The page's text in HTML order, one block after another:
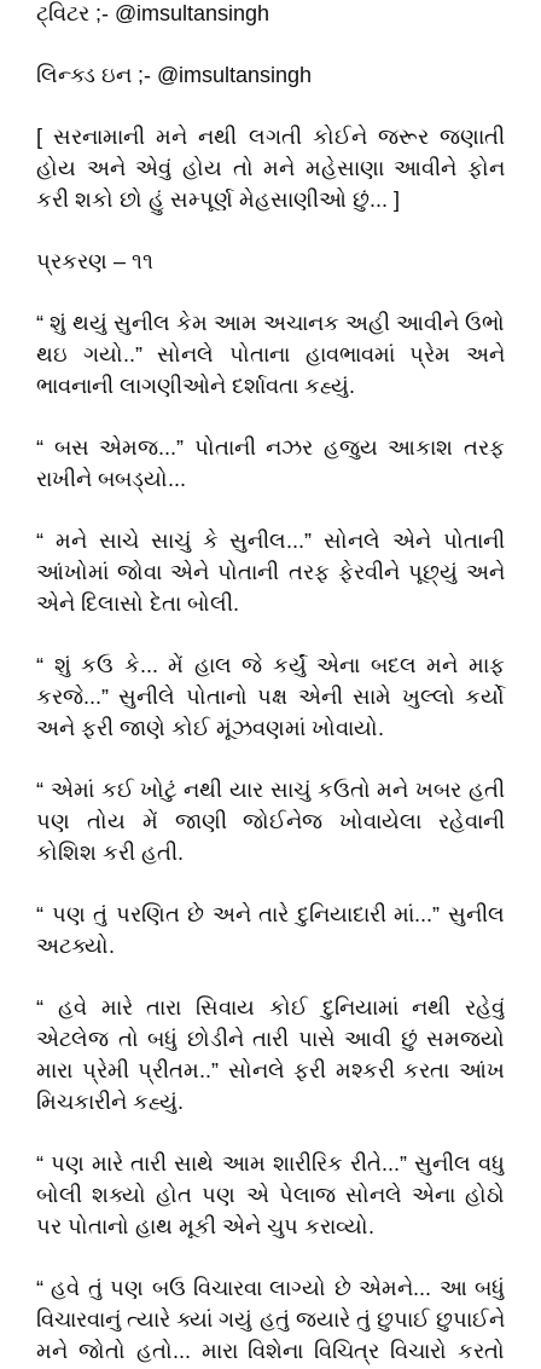
ટ્વિટર ;- @imsultansingh
લિન્ક્ડ ઇન ;- @imsultansingh
[ સરનામાની મને નથી લગતી કોઈને જરૂર જણાતી
હોય અને એવું હોય તો મને મહેસાણા આવીને ફોન
કરી શકો છો હું સમ્પૂર્ણ મેહસાણીઓ છું... ]
પ્રકરણ – ૧૧
“ શું થયું સુનીલ કેમ આમ અચાનક અહી આવીને ઉભો
થઇ ગયો..” સોનલે પોતાના હાવભાવમાં પ્રેમ અને
ભાવનાની લાગણીઓને દર્શાવતા કહ્યું.
“ બસ એમજ...” પોતાની નઝર હજુય આકાશ તરફ
રાખીને બબડ્યો...
“ મને સાચે સાચું કે સુનીલ...” સોનલે એને પોતાની
આંખોમાં જોવા એને પોતાની તરફ ફેરવીને પૂછ્યું અને
એને દિલાસો દેતા બોલી.
“ શું કઉ કે... મેં હાલ જે કર્યું એના બદલ મને માફ
કરજે...” સુનીલે પોતાનો પક્ષ એની સામે ખુલ્લો કર્યો
અને ફરી જાણે કોઈ મૂંઝવણમાં ખોવાયો.
“ એમાં કઈ ખોટું નથી યાર સાચું કઉતો મને ખબર હતી
પણ તોય મેં જાણી જોઈનેજ ખોવાયેલા રહેવાની
કોશિશ કરી હતી.
“ પણ તું પરણિત છે અને તારે દુનિયાદારી માં...” સુનીલ
અટક્યો.
“ હવે મારે તારા સિવાય કોઈ દુનિયામાં નથી રહેવું
એટલેજ તો બધું છોડીને તારી પાસે આવી છું સમજ્યો
મારા પ્રેમી પ્રીતમ..” સોનલે ફરી મશ્કરી કરતા આંખ
મિચકારીને કહ્યું.
“ પણ મારે તારી સાથે આમ શારીરિક રીતે...” સુનીલ વધુ
બોલી શક્યો હોત પણ એ પેલાજ સોનલે એના હોઠો
પર પોતાનો હાથ મૂકી એને ચુપ કરાવ્યો.
“ હવે તું પણ બઉ વિચારવા લાગ્યો છે એમને... આ બધું
વિચારવાનું ત્યારે ક્યાં ગયું હતું જયારે તું છુપાઈ છુપાઈને
મને જોતો હતો... મારા વિશેના વિચિત્ર વિચારો કરતો